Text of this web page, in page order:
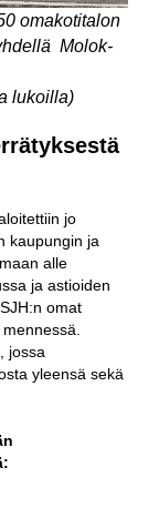
omakotitalon
Molok-
lukoilla)
jo
kaupungin ja
alle
ja astioiden
omat
jossa
yleensä sekä